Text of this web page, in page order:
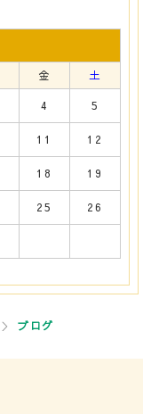
金 土
4 5
11 12
18 19
25 26
ブログ